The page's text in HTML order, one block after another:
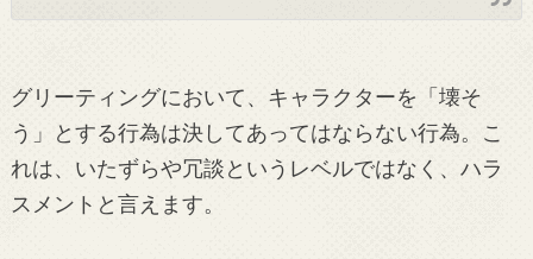
グリーティングにおいて、キャラクターを「壊そ
う」とする行為は決してあってはならない行為。こ
れは、いたずらや冗談というレベルではなく、ハラ
スメントと言えます。